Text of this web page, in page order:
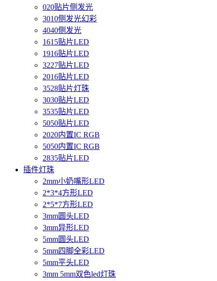
020贴片侧发光
3010侧发光幻彩
4040侧发光
1615贴片LED
1916贴片LED
3227贴片LED
2016贴片LED
3528贴片灯珠
3030贴片LED
3535贴片LED
5050贴片LED
2020内置IC RGB
5050内置IC RGB
2835贴片LED
插件灯珠
2mm小奶嘴形LED
2*3*4方形LED
2*5*7方形LED
3mm圆头LED
3mm异形LED
5mm圆头LED
5mm四脚全彩LED
5mm平头LED
3mm 5mm双色led灯珠